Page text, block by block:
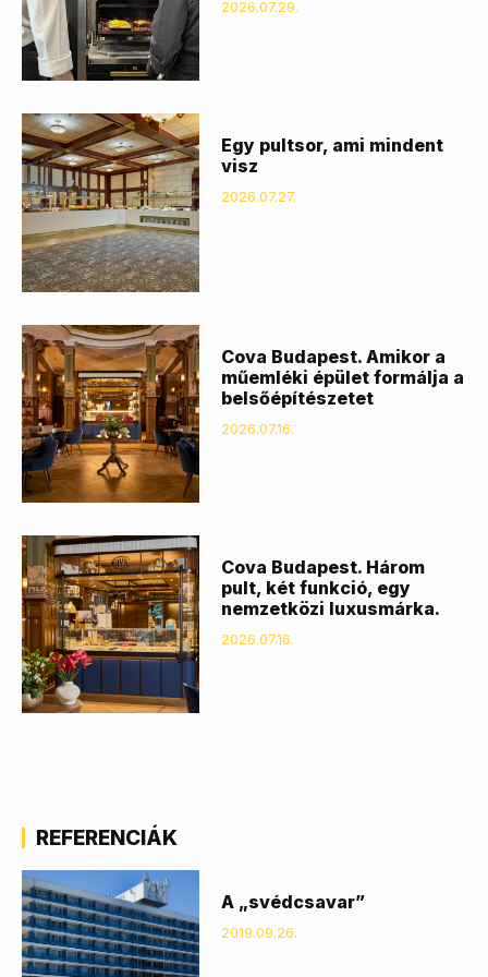
2026.07.29.
Egy pultsor, ami mindent
visz
2026.07.27.
Cova Budapest. Amikor a
műemléki épület formálja a
belsőépítészetet
2026.07.16.
Cova Budapest. Három
pult, két funkció, egy
nemzetközi luxusmárka.
2026.07.16.
REFERENCIÁK
A „svédcsavar”
2019.09.26.